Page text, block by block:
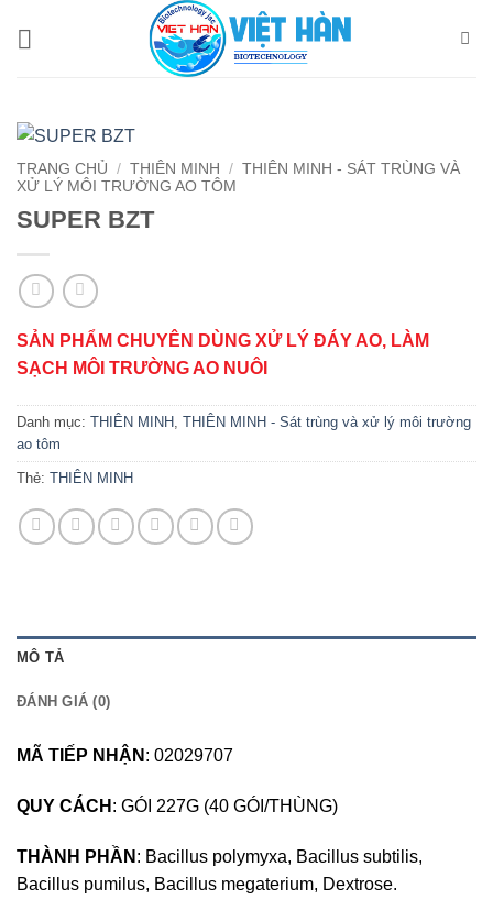
TRANG CHỦ / THIÊN MINH / THIÊN MINH - SÁT TRÙNG VÀ
XỬ LÝ MÔI TRƯỜNG AO TÔM
SUPER BZT
SẢN PHẨM CHUYÊN DÙNG XỬ LÝ ĐÁY AO, LÀM
SẠCH MÔI TRƯỜNG AO NUÔI
Danh mục: THIÊN MINH THIÊN MINH - Sát trùng và xử lý môi trường
ao tôm
Thẻ: THIÊN MINH
MÔ TẢ
ĐÁNH GIÁ (0)
MÃ TIẾP NHẬN : 02029707
QUY CÁCH : GÓI 227G (40 GÓI/THÙNG)
THÀNH PHẦN : Bacillus polymyxa, Bacillus subtilis,
Bacillus pumilus, Bacillus megaterium, Dextrose.